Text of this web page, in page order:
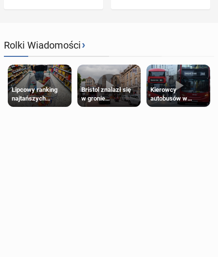
Rolki Wiadomości›
Lipcowy ranking
najtańszych
supermarketów
Bristol znalazł się
w gronie
najlepszych
Kierowcy
autobusów w
Londynie